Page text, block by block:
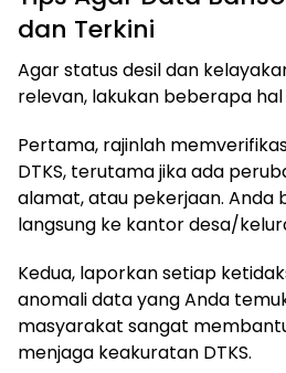
dan Terkini
Agar status desil dan
relevan, lakukan beberapa
Pertama, rajinlah
DTKS, terutama jika ada
alamat, atau pekerjaan. Anda
langsung ke kantor desa/
Kedua, laporkan setiap
anomali data yang Anda
masyarakat sangat
menjaga keakuratan DTKS.